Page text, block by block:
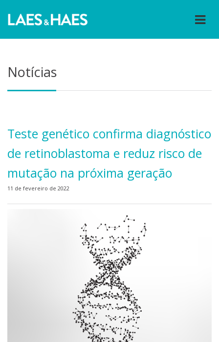
Notícias
Teste genético confirma diagnóstico
de retinoblastoma e reduz risco de
mutação na próxima geração
11 de fevereiro de 2022